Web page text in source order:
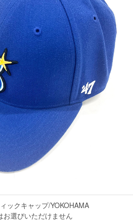
ックキャップ/YOKOHAMA
お選びいただけません